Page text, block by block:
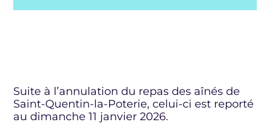
Suite à l’annulation du repas des aînés de
Saint-Quentin-la-Poterie, celui-ci est reporté
au dimanche 11 janvier 2026.